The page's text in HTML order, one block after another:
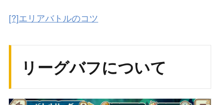
[?]エリアバトルのコツ
リーグバフについて